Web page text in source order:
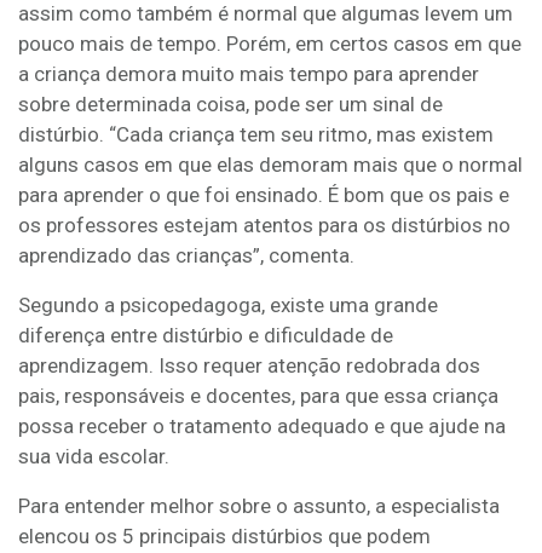
assim como também é normal que algumas levem um
pouco mais de tempo. Porém, em certos casos em que
a criança demora muito mais tempo para aprender
sobre determinada coisa, pode ser um sinal de
distúrbio. “Cada criança tem seu ritmo, mas existem
alguns casos em que elas demoram mais que o normal
para aprender o que foi ensinado. É bom que os pais e
os professores estejam atentos para os distúrbios no
aprendizado das crianças”, comenta.
Segundo a psicopedagoga, existe uma grande
diferença entre distúrbio e dificuldade de
aprendizagem. Isso requer atenção redobrada dos
pais, responsáveis e docentes, para que essa criança
possa receber o tratamento adequado e que ajude na
sua vida escolar.
Para entender melhor sobre o assunto, a especialista
elencou os 5 principais distúrbios que podem